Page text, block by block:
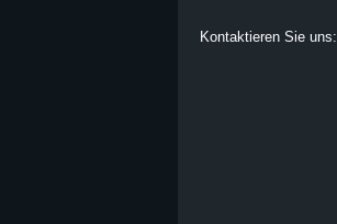
Kontaktieren Sie uns: